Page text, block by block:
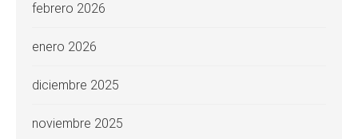
febrero 2026
enero 2026
diciembre 2025
noviembre 2025